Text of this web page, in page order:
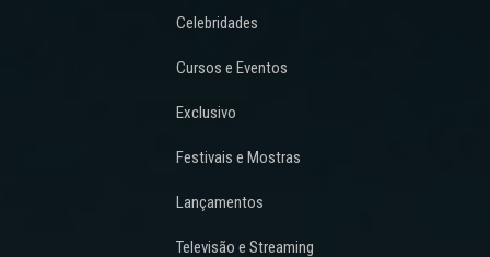
Celebridades
Cursos e Eventos
Exclusivo
Festivais e Mostras
Lançamentos
Televisão e Streaming